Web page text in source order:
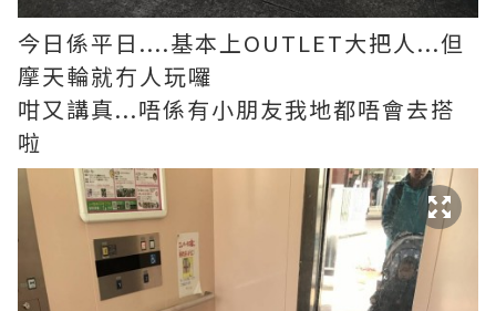
今日係平日....基本上OUTLET大把人...但
摩天輪就冇人玩囉
咁又講真...唔係有小朋友我地都唔會去搭
啦